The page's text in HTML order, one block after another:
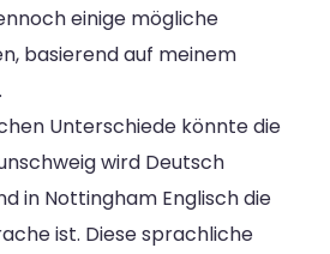
einige mögliche
basierend auf meinem
Unterschiede könnte die
wird Deutsch
in Nottingham Englisch die
ist. Diese sprachliche